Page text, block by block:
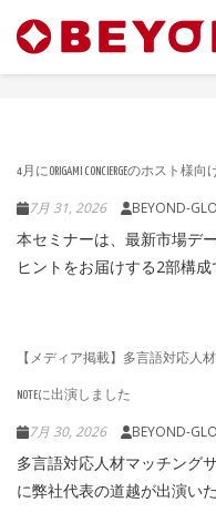
4月にORIGAMI CONCIERGEのホスト
7月 31, 2026 BEYOND-
本セミナーは、最新市場デ
ヒントをお届けする2部構
【メディア掲載】多言語対応人材
NOTEに出演しました
7月 30, 2026 BEYOND-
多言語対応人材マッチング
に弊社代表の道越が出演い